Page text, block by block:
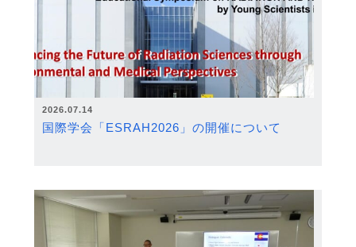
2026.07.14
国際学会「ESRAH2026」の開催について